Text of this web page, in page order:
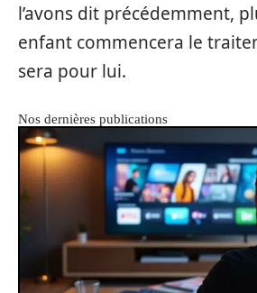
l’avons dit précédemment,
enfant commencera le
sera pour lui.
Nos dernières publications